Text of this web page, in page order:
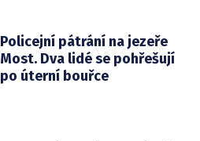
Policejní pátrání na jezeře
Most. Dva lidé se pohřešují
po úterní bouřce